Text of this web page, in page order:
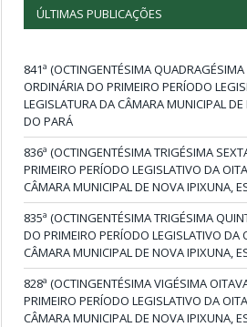
ÚLTIMAS PUBLICAÇÕES
841ª (OCTINGENTÉSIMA QUADRAGÉSIMA
ORDINÁRIA DO PRIMEIRO PERÍODO
LEGISLATURA DA CÂMARA MUNICIPAL
DO PARÁ
836ª (OCTINGENTÉSIMA TRIGÉSIMA
PRIMEIRO PERÍODO LEGISLATIVO DA
CÂMARA MUNICIPAL DE NOVA IPIXUNA,
835ª (OCTINGENTÉSIMA TRIGÉSIMA
DO PRIMEIRO PERÍODO LEGISLATIVO DA
CÂMARA MUNICIPAL DE NOVA IPIXUNA,
828ª (OCTINGENTÉSIMA VIGÉSIMA
PRIMEIRO PERÍODO LEGISLATIVO DA
CÂMARA MUNICIPAL DE NOVA IPIXUNA,